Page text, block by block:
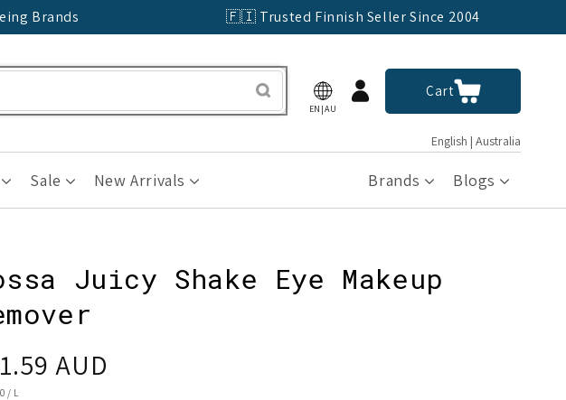
Brands 🇫🇮 Trusted Finnish Seller Since 2004
EN|AU
Log
in
CartCart
English | Australia
Sale New Arrivals Brands Blogs
Juicy Shake Eye Makeup
AUD
/ L